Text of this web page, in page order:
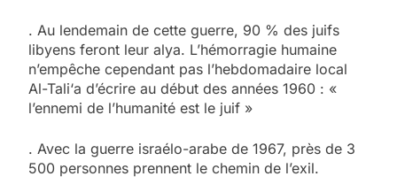
. Au lendemain de cette guerre, 90 % des juifs
libyens feront leur alya. L’hémorragie humaine
n’empêche cependant pas l’hebdomadaire local
Al-Tali‘a d’écrire au début des années 1960 : «
l’ennemi de l’humanité est le juif »
. Avec la guerre israélo-arabe de 1967, près de 3
500 personnes prennent le chemin de l’exil.